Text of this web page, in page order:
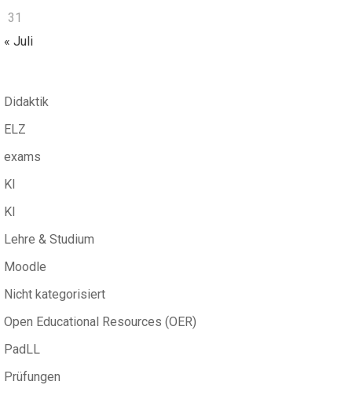
31
« Juli
Didaktik
ELZ
exams
KI
KI
Lehre & Studium
Moodle
Nicht kategorisiert
Open Educational Resources (OER)
PadLL
Prüfungen